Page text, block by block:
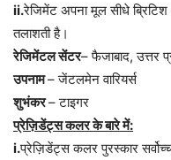
ii.रेजिमेंट अपना मूल सीधे ब्रिटिश
तलाशती है।
रेजिमेंटल सेंटर– फैजाबाद, उत्तर
उपनाम– जेंटलमेन वारियर्स
शुभंकर– टाइगर
प्रेज़िडेंट्स कलर के बारे में:
i.प्रेज़िडेंट्स कलर पुरस्कार